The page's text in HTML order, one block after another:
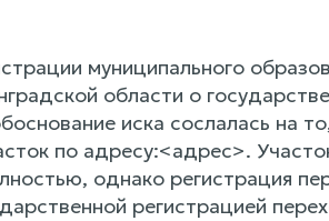
муниципального
области о
иска сослалась на
по адресу:<адрес>.
однако регистрация
регистрацией